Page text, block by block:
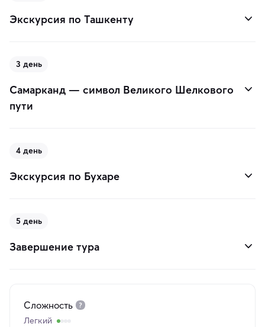
Экскурсия по Ташкенту
3 день
Самарканд — символ Великого Шелкового
пути
4 день
Экскурсия по Бухаре
5 день
Завершение тура
Сложность
Легкий